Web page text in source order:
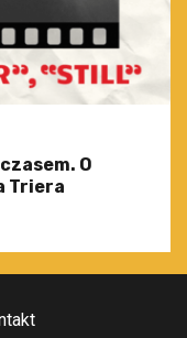
O
Triera